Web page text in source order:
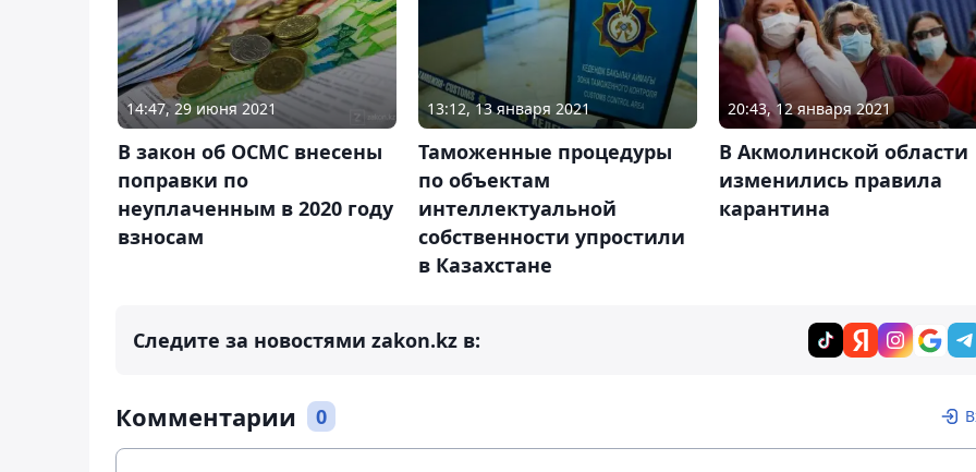
14:47, 29 июня 2021
В закон об ОСМС внесены
поправки по
неуплаченным в 2020 году
взносам
13:12, 13 января 2021
Таможенные процедуры
по объектам
интеллектуальной
собственности упростили
в Казахстане
20:43, 12 января 2021
В Акмолинской области
изменились правила
карантина
Следите за новостями zakon.kz в:
Комментарии 0